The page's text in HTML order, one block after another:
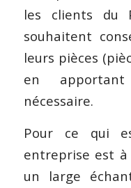
les clients du
souhaitent
leurs pièces
en apportant
nécessaire.
Pour ce qui
entreprise est
un large